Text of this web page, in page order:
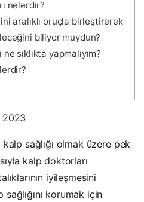
nelerdir?
aralıklı oruçla birleştirerek
biliyor muydun?
sıklıkta yapmalıyım?
2023
sağlığı olmak üzere pek
kalp doktorları
iyileşmesini
korumak için